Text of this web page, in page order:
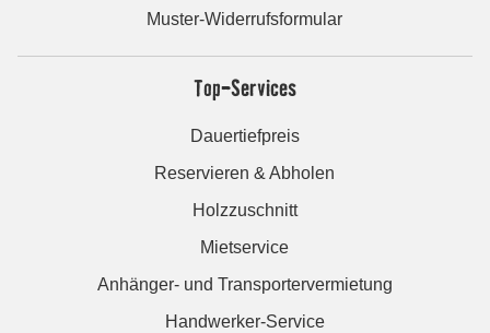
Muster-Widerrufsformular
Top-Services
Dauertiefpreis
Reservieren & Abholen
Holzzuschnitt
Mietservice
Anhänger- und Transportervermietung
Handwerker-Service